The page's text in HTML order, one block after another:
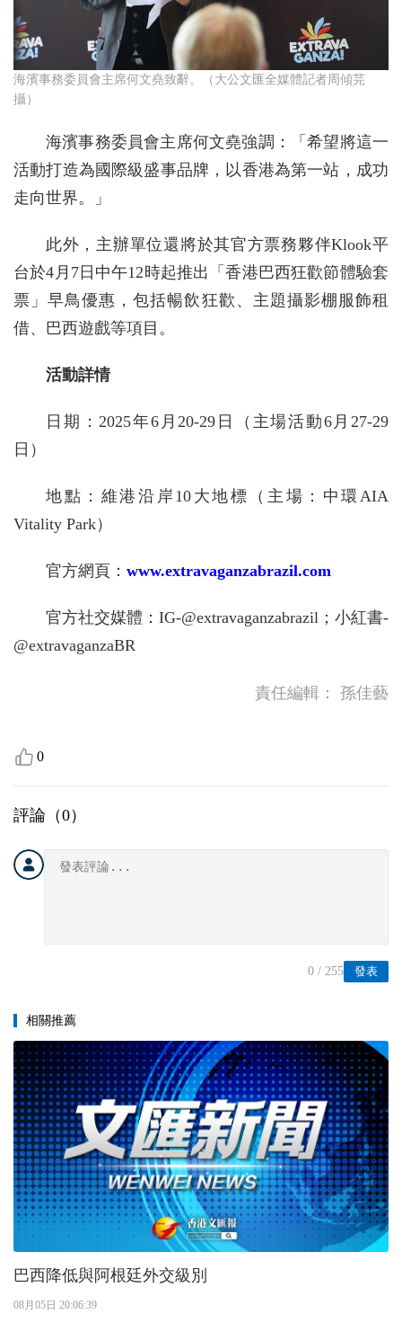
海濱事務委員會主席何文堯致辭。（大公文匯全媒體記者周傾芫
攝）
海濱事務委員會主席何文堯強調：「希望將這一
活動打造為國際級盛事品牌，以香港為第一站，成功
走向世界。」
此外，主辦單位還將於其官方票務夥伴Klook平
台於4月7日中午12時起推出「香港巴西狂歡節體驗套
票」早鳥優惠，包括暢飲狂歡、主題攝影棚服飾租
借、巴西遊戲等項目。
活動詳情
日期：2025年6月20-29日（主場活動6月27-29
日）
地點：維港沿岸10大地標（主場：中環AIA
Vitality Park）
官方網頁： www.extravaganzabrazil.com
官方社交媒體：IG-@extravaganzabrazil；小紅書-
@extravaganzaBR
責任編輯： 孫佳藝
0
評論（0）
發表
0 / 255
相關推薦
巴西降低與阿根廷外交級別
08月05日 20:06:39